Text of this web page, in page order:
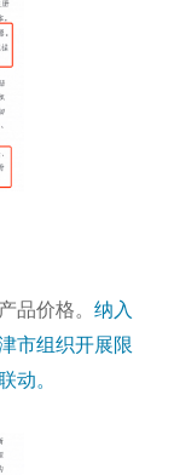
品价格。 纳入
市组织开展限
动。